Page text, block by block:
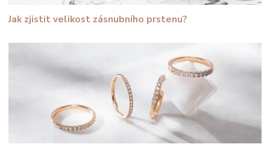
Jak zjistit velikost zásnubního prstenu?